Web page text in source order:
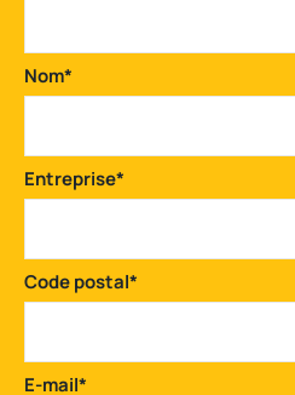
Nom*
Entreprise*
Code postal*
E-mail*